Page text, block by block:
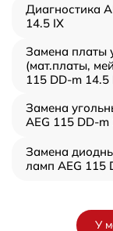
Диагностика
14.5 IX
Замена платы
(мат.платы,
115 DD-m 14.5
Замена
AEG 115 DD-m
Замена
ламп AEG 115
У